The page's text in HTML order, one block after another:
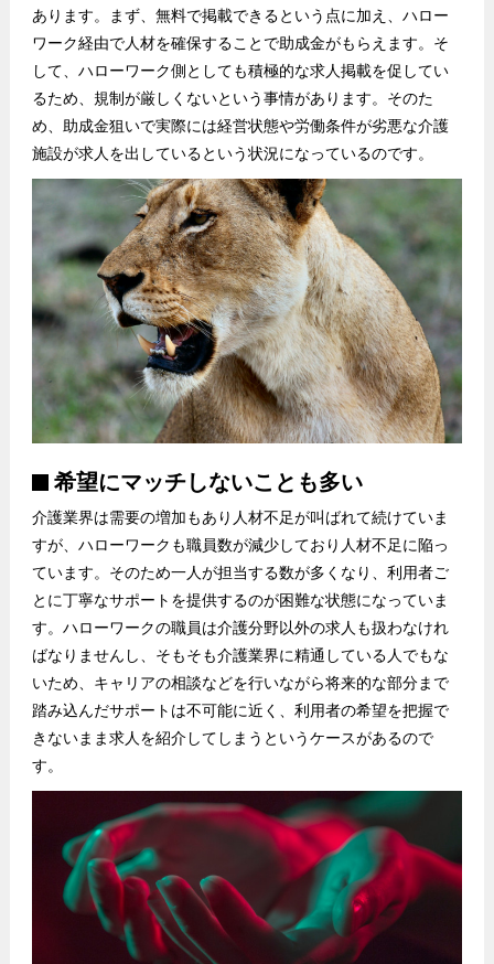
あります。まず、無料で掲載できるという点に加え、ハロー
ワーク経由で人材を確保することで助成金がもらえます。そ
して、ハローワーク側としても積極的な求人掲載を促してい
るため、規制が厳しくないという事情があります。そのた
め、助成金狙いで実際には経営状態や労働条件が劣悪な介護
施設が求人を出しているという状況になっているのです。
希望にマッチしないことも多い
介護業界は需要の増加もあり人材不足が叫ばれて続けていま
すが、ハローワークも職員数が減少しており人材不足に陥っ
ています。そのため一人が担当する数が多くなり、利用者ご
とに丁寧なサポートを提供するのが困難な状態になっていま
す。ハローワークの職員は介護分野以外の求人も扱わなけれ
ばなりませんし、そもそも介護業界に精通している人でもな
いため、キャリアの相談などを行いながら将来的な部分まで
踏み込んだサポートは不可能に近く、利用者の希望を把握で
きないまま求人を紹介してしまうというケースがあるので
す。